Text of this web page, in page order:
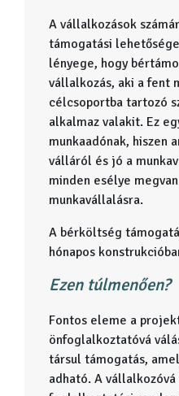
A vállalkozások
támogatási
lényege, hogy
vállalkozás, aki a fent
célcsoportba tartozó
alkalmaz valakit. Ez
munkaadónak, hiszen
válláról és jó a
minden esélye
munkavállalásra.
A bérköltség
hónapos
Ezen túlmenően?
Fontos eleme a
önfoglalkoztatóvá
társul támogatás,
adható. A